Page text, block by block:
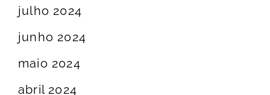
julho 2024
junho 2024
maio 2024
abril 2024